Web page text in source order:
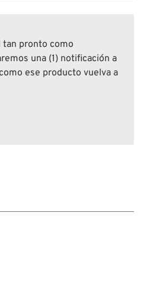
pronto como
una (1) notificación a
ese producto vuelva a